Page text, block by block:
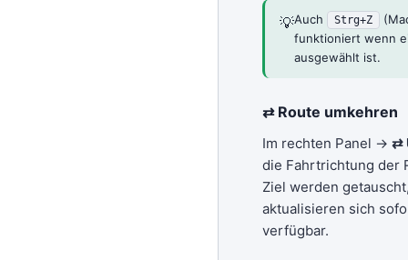
💡Auch Strg+Z
funktioniert wenn
ausgewählt ist.
⇄ Route umkehren
Im rechten Panel → ⇄
die Fahrtrichtung der
Ziel werden
aktualisieren sich
verfügbar.